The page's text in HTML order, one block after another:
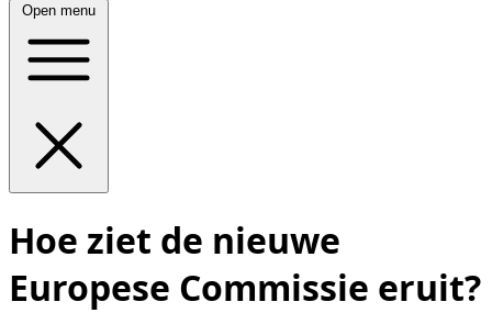
Open menu
Hoe ziet de nieuwe
Europese Commissie eruit?